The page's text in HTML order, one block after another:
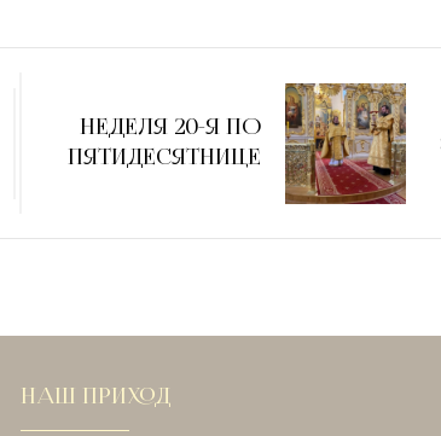
НЕДЕЛЯ 20-Я ПО
ПЯТИДЕСЯТНИЦЕ
НАШ ПРИХОД